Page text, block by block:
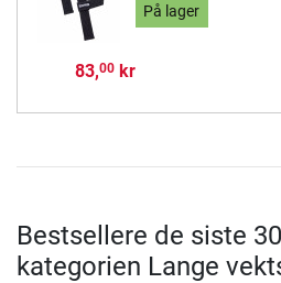
På lager
83,00kr
Bestsellere de siste
kategorien Lange